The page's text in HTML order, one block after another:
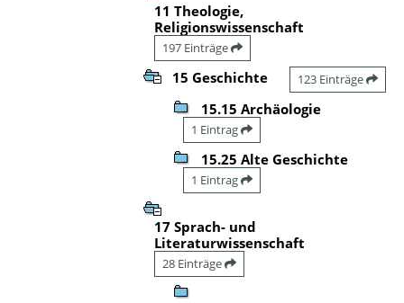
11 Theologie,
Religionswissenschaft
197 Einträge
15 Geschichte 123 Einträge
15.15 Archäologie
1 Eintrag
15.25 Alte Geschichte
1 Eintrag
17 Sprach- und
Literaturwissenschaft
28 Einträge